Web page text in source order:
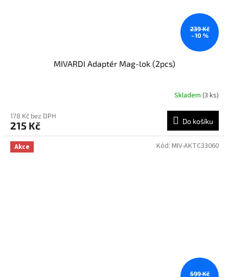
239 Kč
–10 %
MIVARDI Adaptér Mag-lok (2pcs)
Skladem (3 ks)
178 Kč bez DPH
215 Kč Do košíku
Akce
599 Kč
Kód: MIV-AKTC33060